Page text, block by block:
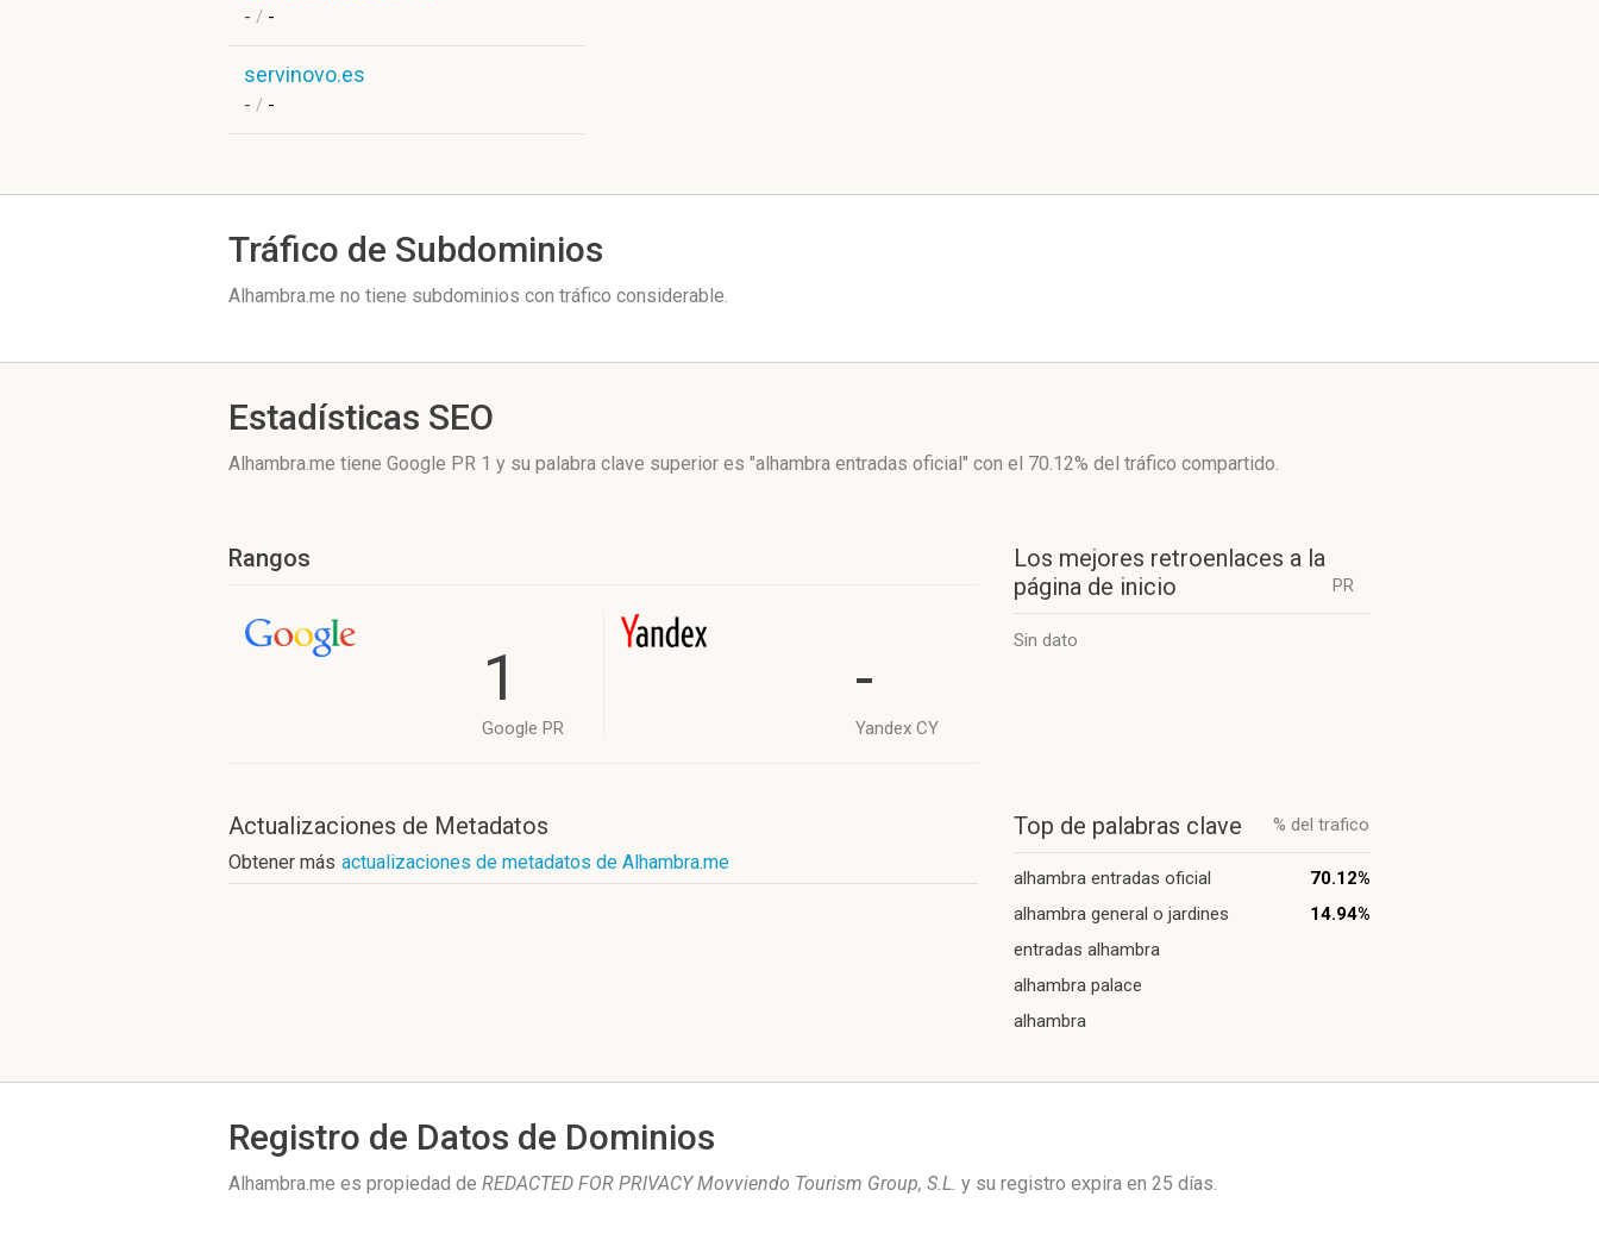
- / -
servinovo.es
- / -
Tráfico de Subdominios
Alhambra.me no tiene subdominios con tráfico considerable.
Estadísticas SEO
Alhambra.me tiene Google PR 1 y su palabra clave superior es "alhambra entradas oficial" con el 70.12% del tráfico compartido.
Rangos
1
Google PR
-
Yandex CY
Actualizaciones de Metadatos
Obtener más actualizaciones de metadatos de Alhambra.me
Los mejores retroenlaces a la
página de inicio
PR
Sin dato
Top de palabras clave % del trafico
alhambra entradas oficial
70.12%
alhambra general o jardines
14.94%
entradas alhambra
alhambra palace
alhambra
Registro de Datos de Dominios
Alhambra.me es propiedad de REDACTED FOR PRIVACY Movviendo Tourism Group, S.L. y su registro expira en 25 días.